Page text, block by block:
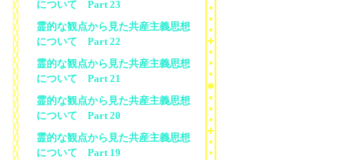
について Part 23
霊的な観点から見た共産主義思想
について Part 22
霊的な観点から見た共産主義思想
について Part 21
霊的な観点から見た共産主義思想
について Part 20
霊的な観点から見た共産主義思想
について Part 19